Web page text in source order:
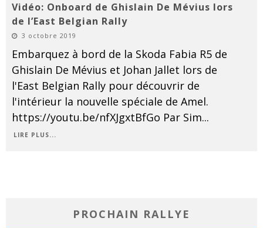
Vidéo: Onboard de Ghislain De Mévius lors
de l’East Belgian Rally
3 octobre 2019
Embarquez à bord de la Skoda Fabia R5 de
Ghislain De Mévius et Johan Jallet lors de
l'East Belgian Rally pour découvrir de
l'intérieur la nouvelle spéciale de Amel.
https://youtu.be/nfXJgxtBfGo Par Sim...
LIRE PLUS...
PROCHAIN RALLYE